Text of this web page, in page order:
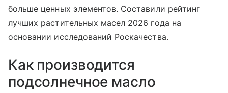
больше ценных элементов. Составили рейтинг
лучших растительных масел 2026 года на
основании исследований Роскачества.
Как производится
подсолнечное масло